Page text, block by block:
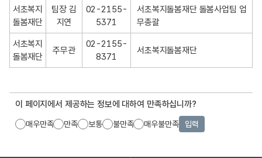
서초복지
돌봄재단
팀장 김
지연
02-2155-
5371
서초복지돌봄재단 돌봄사업팀 업
무총괄
서초복지
돌봄재단
주무관
02-2155-
8371
서초복지돌봄재단
이 페이지에서 제공하는 정보에 대하여 만족하십니까?
매우만족 만족 보통 불만족 매우불만족 입력